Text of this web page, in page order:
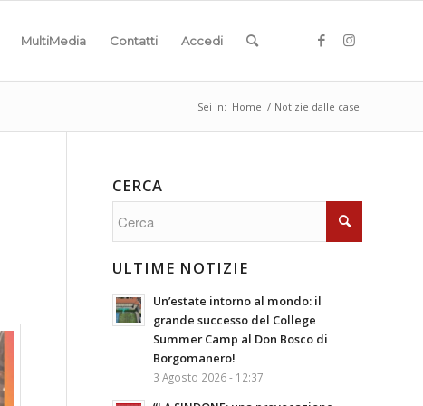
MultiMedia Contatti Accedi
Sei in: Home / Notizie dalle case
CERCA
ULTIME NOTIZIE
Un’estate intorno al mondo: il
grande successo del College
Summer Camp al Don Bosco di
Borgomanero!
3 Agosto 2026 - 12:37